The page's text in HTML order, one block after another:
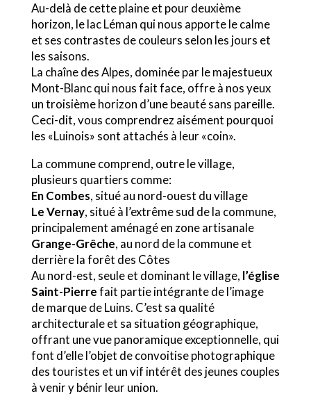
Au-delà de cette plaine et pour deuxième
horizon, le lac Léman qui nous apporte le calme
et ses contrastes de couleurs selon les jours et
les saisons.
La chaîne des Alpes, dominée par le majestueux
Mont-Blanc qui nous fait face, offre à nos yeux
un troisième horizon d’une beauté sans pareille.
Ceci-dit, vous comprendrez aisément pourquoi
les «Luinois» sont attachés à leur «coin».
La commune comprend, outre le village,
plusieurs quartiers comme:
En Combes, situé au nord-ouest du village
Le Vernay, situé à l’extrême sud de la commune,
principalement aménagé en zone artisanale
Grange-Grêche, au nord de la commune et
derrière la forêt des Côtes
Au nord-est, seule et dominant le village, l’église
Saint-Pierrefait partie intégrante de l’image
de marque de Luins. C’est sa qualité
architecturale et sa situation géographique,
offrant une vue panoramique exceptionnelle, qui
font d’elle l’objet de convoitise photographique
des touristes et un vif intérêt des jeunes couples
à venir y bénir leur union.